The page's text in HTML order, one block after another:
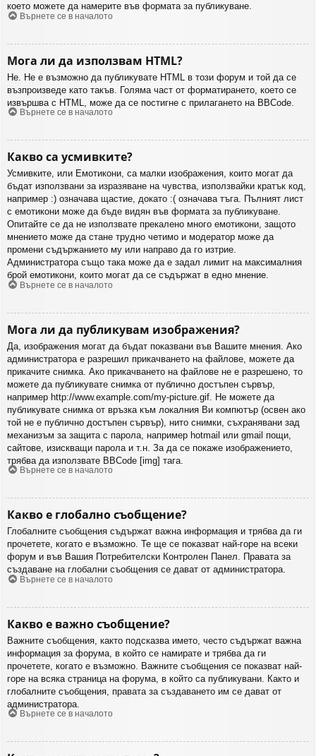
което можете да намерите във формата за публикуване.
Върнете се в началото
Мога ли да използвам HTML?
Не. Не е възможно да публикувате HTML в този форум и той да се
възпроизведе като такъв. Голяма част от форматирането, което се
извършва с HTML, може да се постигне с прилагането на BBCode.
Върнете се в началото
Какво са усмивките?
Усмивките, или Емотикони, са малки изображения, които могат да
бъдат използвани за изразяване на чувства, използвайки кратък код,
например :) означава щастие, докато :( означава тъга. Пълният лист
с емотикони може да бъде видян във формата за публикуване.
Опитайте се да не използвате прекалено много емотикони, защото
мнението може да стане трудно четимо и модератор може да
промени съдържанието му или направо да го изтрие.
Администратора също така може да е задал лимит на максималния
брой емотикони, които могат да се съдържат в едно мнение.
Върнете се в началото
Мога ли да публикувам изображения?
Да, изображения могат да бъдат показвани във Вашите мнения. Ако
администратора е разрешил прикачването на файлове, можете да
прикачите снимка. Ако прикачването на файлове не е разрешено, то
можете да публикувате снимка от публично достъпен сървър,
например http://www.example.com/my-picture.gif. Не можете да
публикувате снимка от връзка към локалния Ви компютър (освен ако
той не е публично достъпен сървър), нито снимки, съхранявани зад
механизъм за защита с парола, например hotmail или gmail пощи,
сайтове, изискващи парола и т.н. За да се покаже изображението,
трябва да използвате BBCode [img] тага.
Върнете се в началото
Какво е глобално съобщение?
Глобалните съобщения съдържат важна информация и трябва да ги
прочетете, когато е възможно. Те ще се показват най-горе на всеки
форум и във Вашия Потребителски Контролен Панел. Правата за
създаване на глобални съобщения се дават от администратора.
Върнете се в началото
Какво е важно съобщение?
Важните съобщения, както подсказва името, често съдържат важна
информация за форума, в който се намирате и трябва да ги
прочетете, когато е възможно. Важните съобщения се показват най-
горе на всяка страница на форума, в който са публикувани. Както и
глобалните съобщения, правата за създаването им се дават от
администратора.
Върнете се в началото